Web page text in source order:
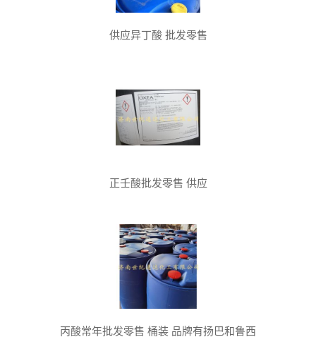
供应异丁酸 批发零售
正壬酸批发零售 供应
丙酸常年批发零售 桶装 品牌有扬巴和鲁西